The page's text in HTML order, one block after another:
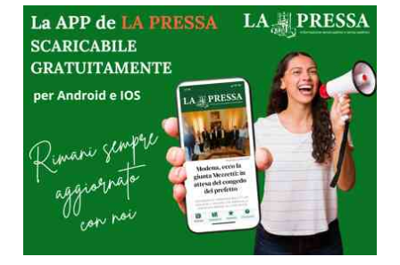
di un partito politico e non in veste di
Presidente. Questo modo di agire non è
rispettoso nei confronti dei cittadini
che hanno eletto dei loro
rappresentanti in Assemblea
Legislativa per svolgere un ruolo di
fatto esautorato da Bonaccini